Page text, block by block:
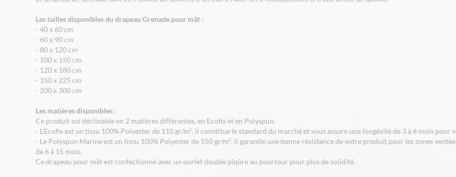
Les tailles disponibles du drapeau Grenade pour mât :
- 40 x 60 cm
- 60 x 90 cm
- 80 x 120 cm
- 100 x 150 cm
- 120 x 180 cm
- 150 x 225 cm
- 200 x 300 cm
Les matières disponibles :
Ce produit est déclinable en 2 matières différentes, en Ecofix et en Polyspun.
- L'Ecofix est un tissu 100% Polyester de 110 gr/m², il constitue le standard du marché et vous assure une longévité de 3 à 6 mois pour
- Le Polyspun Marine est un tissu 100% Polyester de 150 gr/m², il garantie une bonne résistance de votre produit pour les zones
de 6 à 15 mois.
Ce drapeau pour mât est confectionné avec un ourlet double piqûre au pourtour pour plus de solidité.